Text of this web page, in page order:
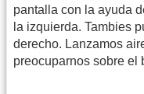
pantalla con la ayuda
la izquierda. Tambies
derecho. Lanzamos
preocuparnos sobre el